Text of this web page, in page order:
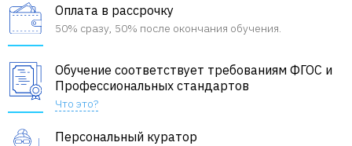
Оплата в рассрочку
50% сразу, 50% после окончания обучения.
Обучение соответствует требованиям ФГОС и
Профессиональных стандартов
Что это?
Персональный куратор